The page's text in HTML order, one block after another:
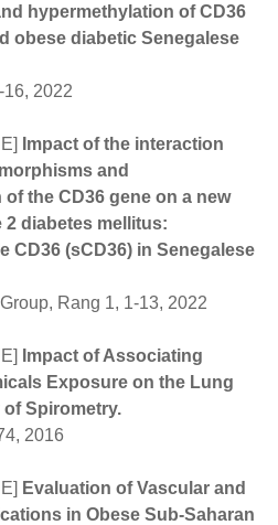
hypermethylation of CD36
obese diabetic Senegalese
16, 2022
Impact of the interaction
and
the CD36 gene on a new
2 diabetes mellitus:
CD36 (sCD36) in Senegalese
Rang 1, 1-13, 2022
Impact of Associating
Exposure on the Lung
Spirometry.
2016
Evaluation of Vascular and
in Obese Sub-Saharan